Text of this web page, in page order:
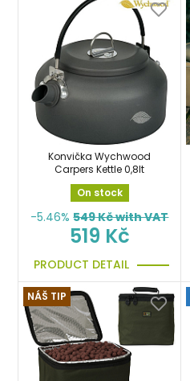
Konvička Wychwood
Carpers Kettle 0,8lt
On stock
-5.46% 549Kč with VAT
519 Kč
PRODUCT DETAIL
NÁŠ TIP